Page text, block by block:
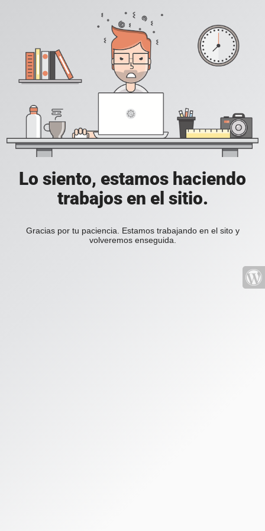
Lo siento, estamos haciendo
trabajos en el sitio.
Gracias por tu paciencia. Estamos trabajando en el sito y
volveremos enseguida.